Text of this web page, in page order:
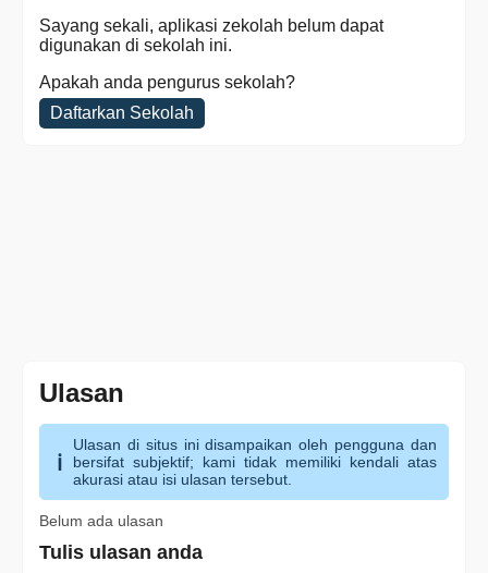
Sayang sekali, aplikasi zekolah belum dapat
digunakan di sekolah ini.
Apakah anda pengurus sekolah?
Daftarkan Sekolah
Ulasan
Ulasan di situs ini disampaikan oleh pengguna dan
bersifat subjektif; kami tidak memiliki kendali atas
akurasi atau isi ulasan tersebut.
Belum ada ulasan
Tulis ulasan anda